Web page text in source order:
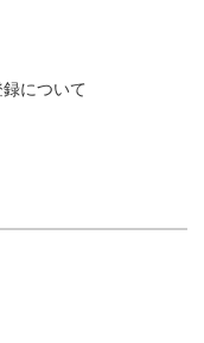
について